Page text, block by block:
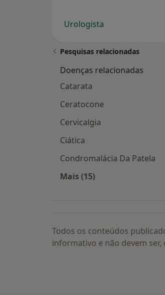
Urologista
Pesquisas relacionadas
Doenças relacionadas
Catarata
Ceratocone
Cervicalgia
Ciática
Condromalácia Da Patela
Mais (15)
Todos os conteúdos
informativo e não devem